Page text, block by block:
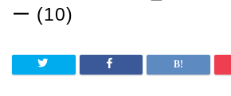
ー (10)